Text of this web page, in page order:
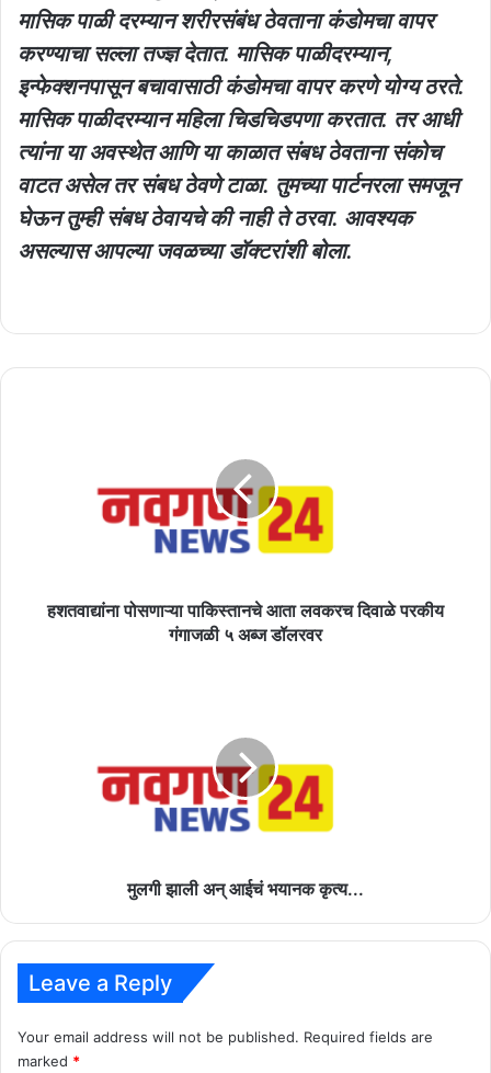
मासिक पाळी दरम्यान शरीरसंबंध ठेवताना कंडोमचा वापर
करण्याचा सल्ला तज्ज्ञ देतात. मासिक पाळीदरम्यान,
इन्फेक्शनपासून बचावासाठी कंडोमचा वापर करणे योग्य ठरते.
मासिक पाळीदरम्यान महिला चिडचिडपणा करतात. तर आधी
त्यांना या अवस्थेत आणि या काळात संबध ठेवताना संकोच
वाटत असेल तर संबध ठेवणे टाळा. तुमच्या पार्टनरला समजून
घेऊन तुम्ही संबध ठेवायचे की नाही ते ठरवा. आवश्यक
असल्यास आपल्या जवळच्या डॉक्टरांशी बोला.
हशतवाद्यांना पोसणाऱ्या पाकिस्तानचे आता लवकरच दिवाळे परकीय
गंगाजळी ५ अब्ज डॉलरवर
मुलगी झाली अन् आईचं भयानक कृत्य...
Leave a Reply
Your email address will not be published. Required fields are
marked *